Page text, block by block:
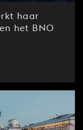
haar
het BNO